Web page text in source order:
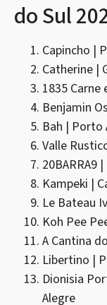
do Sul
Capincho |
Catherine |
1835 Carne
Benjamin
Bah | Porto
Valle
20BARRA9
Kampeki |
Le Bateau
Koh Pee
A Cantina
Libertino |
Dionisia
Alegre